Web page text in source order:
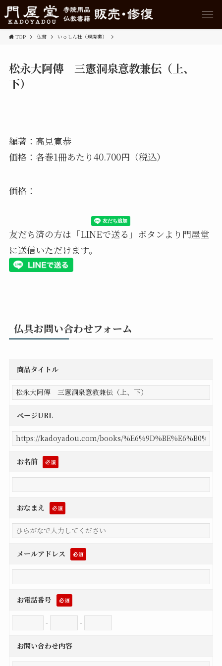
TOP 仏書 いっしん社（現廃業）
松永大阿傳 三憲洞泉意教兼伝（上、
下）
編著：高見寛恭
価格：各巻1冊あたり40.700円（税込）
価格：
友だち済の方は「LINEで送る」ボタンより門屋堂
に送信いただけます。
仏具お問い合わせフォーム
商品タイトル
ページURL
お名前 必須
おなまえ 必須
メールアドレス 必須
お電話番号 必須
- -
お問い合わせ内容